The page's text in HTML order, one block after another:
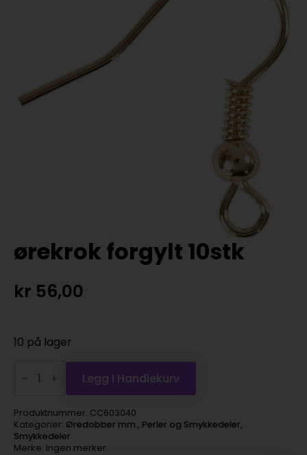
ørekrok forgylt 10stk
kr 56,00
10 på lager
forgylt
10stk
Legg I Handlekurv
Produktnummer: CC603040
Kategorier: Øredobber mm., Perler og Smykkedeler,
Smykkedeler
Merke: Ingen merker